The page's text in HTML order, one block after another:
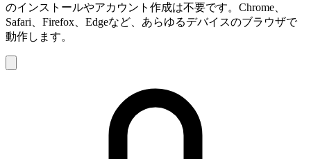
MP3からテキストへ
汎用オーディオ
音声からSRTへ
のインストールやアカウント作成は不要です。Chrome、
Safari、Firefox、Edgeなど、あらゆるデバイスのブラウザで
動作します。